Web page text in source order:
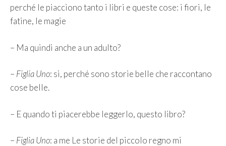
perché le piacciono tanto i libri e queste cose: i fiori, le
fatine, le magie
– Ma quindi anche a un adulto?
– Figlia Uno: si, perché sono storie belle che raccontano
cose belle.
– E quando ti piacerebbe leggerlo, questo libro?
– Figlia Uno: a me Le storie del piccolo regno mi